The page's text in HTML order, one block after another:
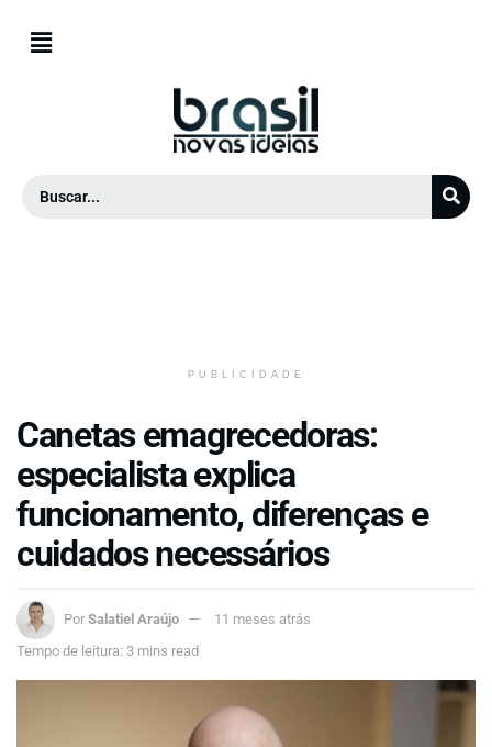
PUBLICIDADE
Canetas emagrecedoras:
especialista explica
funcionamento, diferenças e
cuidados necessários
Por Salatiel Araújo
11 meses atrás
Tempo de leitura: 3 mins read